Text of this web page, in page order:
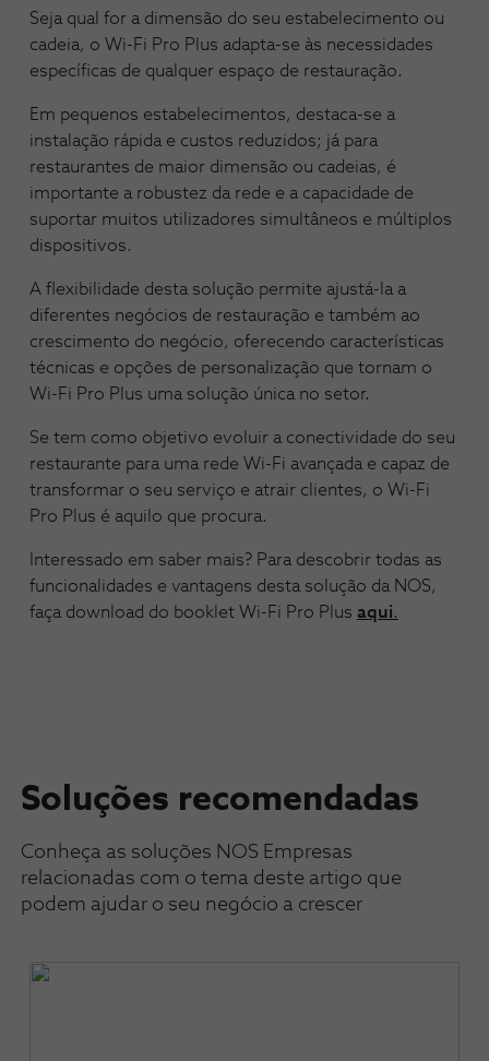
Seja qual for a dimensão do seu estabelecimento ou
cadeia, o Wi-Fi Pro Plus adapta-se às necessidades
específicas de qualquer espaço de restauração.
Em pequenos estabelecimentos, destaca-se a
instalação rápida e custos reduzidos; já para
restaurantes de maior dimensão ou cadeias, é
importante a robustez da rede e a capacidade de
suportar muitos utilizadores simultâneos e múltiplos
dispositivos.
A flexibilidade desta solução permite ajustá-la a
diferentes negócios de restauração e também ao
crescimento do negócio, oferecendo características
técnicas e opções de personalização que tornam o
Wi-Fi Pro Plus uma solução única no setor.
Se tem como objetivo evoluir a conectividade do seu
restaurante para uma rede Wi-Fi avançada e capaz de
transformar o seu serviço e atrair clientes, o Wi-Fi
Pro Plus é aquilo que procura.
Interessado em saber mais? Para descobrir todas as
funcionalidades e vantagens desta solução da NOS,
faça download do booklet Wi-Fi Pro Plus aqui.
Soluções recomendadas
Conheça as soluções NOS Empresas
relacionadas com o tema deste artigo que
podem ajudar o seu negócio a crescer